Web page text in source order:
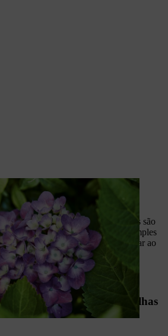
das abelhas?
variadas, mas apenas algumas são
a variedade "Lacecap" de flor simples
abelhas, para que elas possam chegar ao
e árvores que atraem abelhas